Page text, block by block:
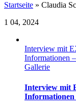
Startseite » Claudia
1 04, 2024
Interview mit
Informationen
Gallerie
Interview mit
Informationen